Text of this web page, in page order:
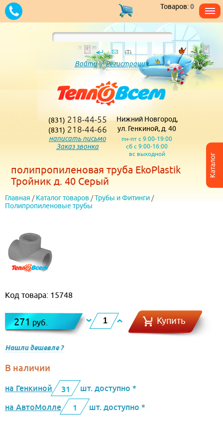
Каталог
Товаров:0
Войти/Регистрация
(831) 218-44-55
(831) 218-44-66
написать письмо
Заказ звонка
Нижний Новгород,
ул. Генкиной, д. 40
пн-пт с 9:00-19:00
сб с 9:00-16:00
вс выходной
полипропиленовая труба EkoPlastik
Тройник д. 40 Серый
Главная / Каталог товаров /Трубы и Фитинги /
Полипропиленовые трубы
Код товара: 15748
271 руб. Купить
Нашли дешевле ?
В наличии
на Генкиной 31
шт. доступно *
на АвтоМолле
1 шт. доступно *